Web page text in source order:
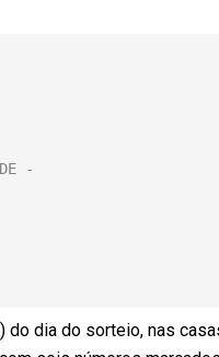
dia do sorteio, nas